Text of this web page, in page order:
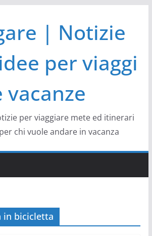
| Notizie
per viaggi
vacanze
per viaggiare mete ed itinerari
chi vuole andare in vacanza
in bicicletta